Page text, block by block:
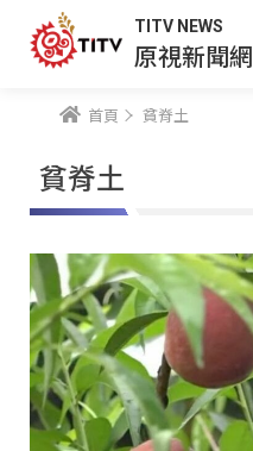
TITV NEWS
原視新聞網
首頁 貧脊土
貧脊土